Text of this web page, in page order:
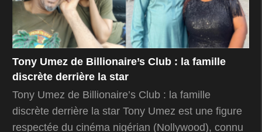
Tony Umez de Billionaire’s Club : la famille
discrète derrière la star
Tony Umez de Billionaire’s Club : la famille
discrète derrière la star Tony Umez est une figure
respectée du cinéma nigérian (Nollywood), connu